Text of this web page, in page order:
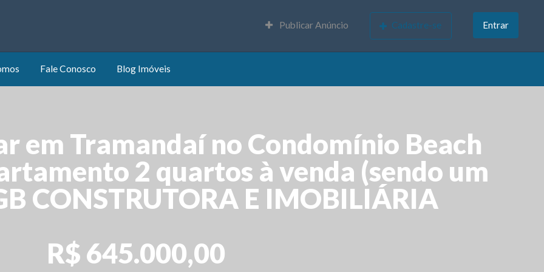
Publicar Anúncio Cadastre-se Entrar
Fale Conosco Blog Imóveis
em Tramandaí no Condomínio Beach
2 quartos à venda (sendo um
CONSTRUTORA E IMOBILIÁRIA
R$ 645.000,00